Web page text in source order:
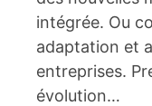
intégrée. Ou
adaptation et
entreprises.
évolution…